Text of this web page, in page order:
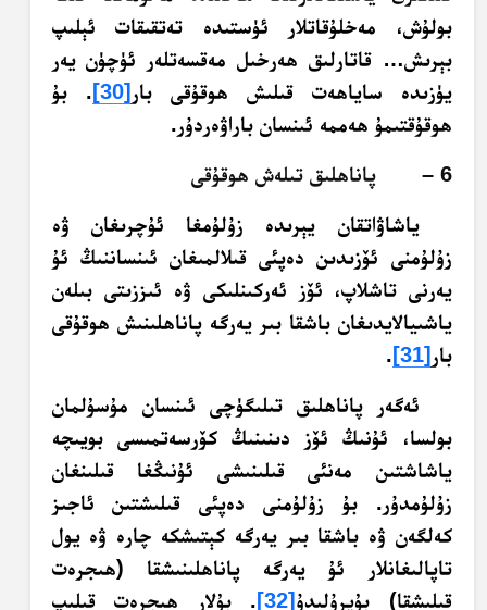
بولۇش، مەخلۇقاتلار ئۈستىدە تەتقىقات ئېلىپ
بېرىش… قاتارلىق ھەرخىل مەقسەتلەر ئۈچۈن يەر
يۈزىدە ساياھەت قىلىش ھوقۇقى بار [30]
. بۇ
ھوقۇقتىمۇ ھەممە ئىنسان باراۋەردۇر.
6 – پاناھلىق تىلەش ھوقۇقى
ياشاۋاتقان يېرىدە زۇلۇمغا ئۇچرىغان ۋە
زۇلۇمنى ئۆزىدىن دەپئى قىلالمىغان ئىنساننىڭ ئۇ
يەرنى تاشلاپ، ئۆز ئەركىنلىكى ۋە ئىززىتى بىلەن
ياشىيالايدىغان باشقا بىر يەرگە پاناھلىنىش ھوقۇقى
بار [31]
.
ئەگەر پاناھلىق تىلىگۈچى ئىنسان مۇسۇلمان
بولسا، ئۇنىڭ ئۆز دىنىنىڭ كۆرسەتمىسى بويىچە
ياشاشتىن مەنئى قىلىنىشى ئۇنىڭغا قىلىنغان
زۇلۇمدۇر. بۇ زۇلۇمنى دەپئى قىلىشتىن ئاجىز
كەلگەن ۋە باشقا بىر يەرگە كېتىشكە چارە ۋە يول
تاپالىغانلار ئۇ يەرگە پاناھلىنىشقا (ھىجرەت
قىلىشقا) بۇيرۇلىدۇ [32]
. بۇلار ھىجرەت قىلىپ